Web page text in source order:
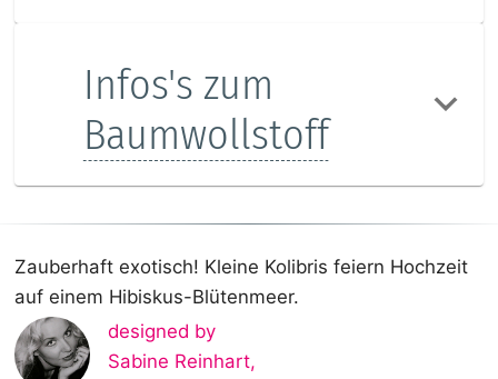
Infos's zum
Baumwollstoff
Zauberhaft exotisch! Kleine Kolibris feiern Hochzeit
auf einem Hibiskus-Blütenmeer.
designed by
Sabine Reinhart,